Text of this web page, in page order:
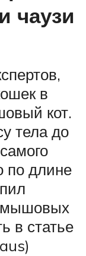
чаузи
в
кот.
тела до
по длине
в статье